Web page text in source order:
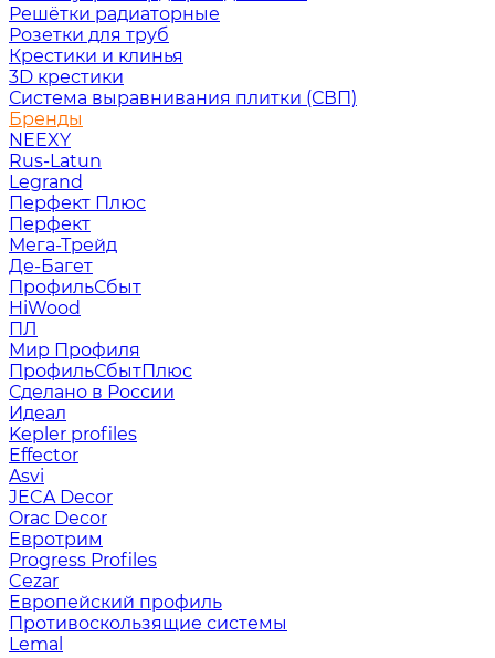
Решётки радиаторные
Розетки для труб
Крестики и клинья
3D крестики
Система выравнивания плитки (СВП)
Бренды
NEEXY
Rus-Latun
Legrand
Перфект Плюс
Перфект
Мега-Трейд
Де-Багет
ПрофильСбыт
HiWood
ПЛ
Мир Профиля
ПрофильСбытПлюс
Сделано в России
Идеал
Kepler profiles
Effector
Asvi
JECA Decor
Orac Decor
Евротрим
Progress Profiles
Cezar
Европейский профиль
Противоскользящие системы
Lemal